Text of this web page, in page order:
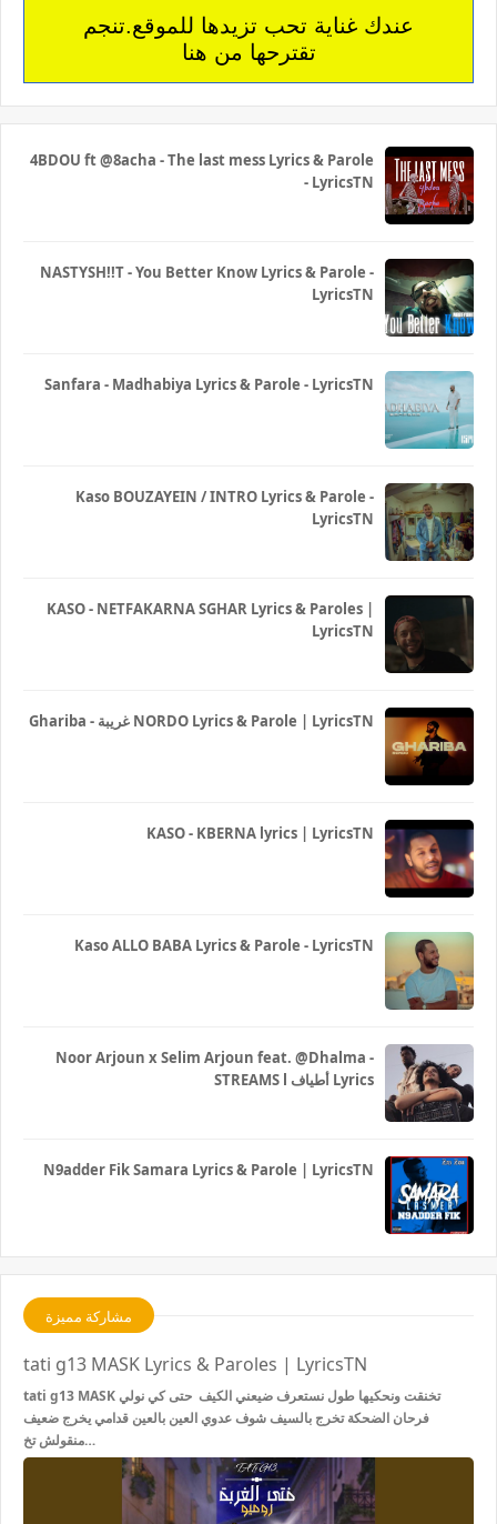
عندك غناية تحب تزيدها للموقع.تنجم
تقترحها من هنا
4BDOU ft ‪@8acha‬ - The last mess Lyrics & Parole
- LyricsTN
NASTYSH!!T - You Better Know Lyrics & Parole -
LyricsTN
Sanfara - Madhabiya Lyrics & Parole - LyricsTN
Kaso BOUZAYEIN / INTRO Lyrics & Parole -
LyricsTN
KASO - NETFAKARNA SGHAR Lyrics & Paroles |
LyricsTN
Ghariba - غريبة NORDO Lyrics & Parole | LyricsTN
KASO - KBERNA lyrics | LyricsTN
Kaso ALLO BABA Lyrics & Parole - LyricsTN
Noor Arjoun x Selim Arjoun feat. @Dhalma -
STREAMS l أطياف Lyrics
N9adder Fik Samara Lyrics & Parole | LyricsTN
مشاركة مميزة
tati g13 MASK Lyrics & Paroles | LyricsTN
tati g13 MASK تخنقت ونحكيها طول نستعرف ضيعني الكيف حتى كي نولي
فرحان الضحكة تخرج بالسيف شوف عدوي العين بالعين قدامي يخرج ضعيف
منقولش تخ…